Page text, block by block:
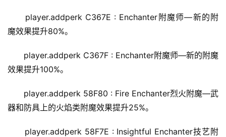
player.addperk C367E : Enchanter附魔师—新的附
魔效果提升80%。
player.addperk C367F : Enchanter附魔师—新的附魔
效果提升100%。
player.addperk 58F80 : Fire Enchanter烈火附魔—武
器和防具上的火焰类附魔效果提升25%。
player.addperk 58F7E : Insightful Enchanter技艺附